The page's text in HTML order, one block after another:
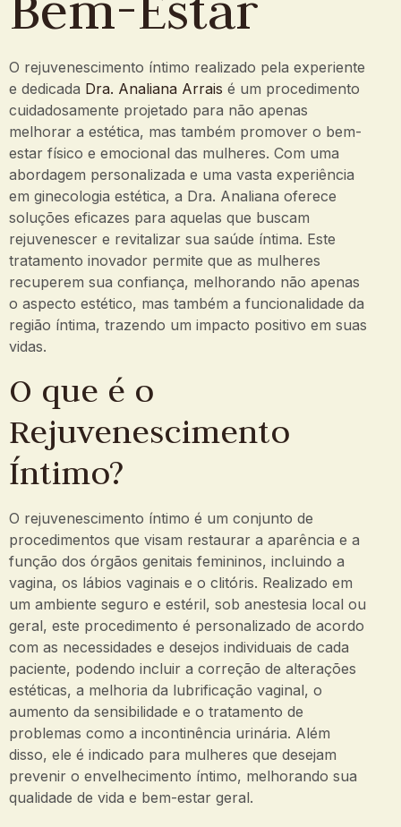
O rejuvenescimento íntimo realizado pela experiente
e dedicada Dra. Analiana Arrais é um procedimento
cuidadosamente projetado para não apenas
melhorar a estética, mas também promover o bem-
estar físico e emocional das mulheres. Com uma
abordagem personalizada e uma vasta experiência
em ginecologia estética, a Dra. Analiana oferece
soluções eficazes para aquelas que buscam
rejuvenescer e revitalizar sua saúde íntima. Este
tratamento inovador permite que as mulheres
recuperem sua confiança, melhorando não apenas
o aspecto estético, mas também a funcionalidade da
região íntima, trazendo um impacto positivo em suas
vidas.
O que é o
Rejuvenescimento
Íntimo?
O rejuvenescimento íntimo é um conjunto de
procedimentos que visam restaurar a aparência e a
função dos órgãos genitais femininos, incluindo a
vagina, os lábios vaginais e o clitóris. Realizado em
um ambiente seguro e estéril, sob anestesia local ou
geral, este procedimento é personalizado de acordo
com as necessidades e desejos individuais de cada
paciente, podendo incluir a correção de alterações
estéticas, a melhoria da lubrificação vaginal, o
aumento da sensibilidade e o tratamento de
problemas como a incontinência urinária. Além
disso, ele é indicado para mulheres que desejam
prevenir o envelhecimento íntimo, melhorando sua
qualidade de vida e bem-estar geral.